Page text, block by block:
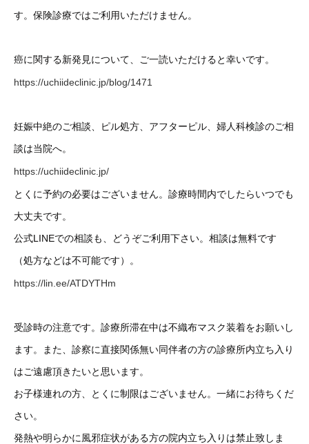
す。保険診療ではご利用いただけません。
癌に関する新発見について、ご一読いただけると幸いです。
https://uchiideclinic.jp/blog/1471
妊娠中絶のご相談、ピル処方、アフターピル、婦人科検診のご相
談は当院へ。
https://uchiideclinic.jp/
とくに予約の必要はございません。診療時間内でしたらいつでも
大丈夫です。
公式LINEでの相談も、どうぞご利用下さい。相談は無料です
（処方などは不可能です）。
https://lin.ee/ATDYTHm
受診時の注意です。診療所滞在中は不織布マスク装着をお願いし
ます。また、診察に直接関係無い同伴者の方の診療所内立ち入り
はご遠慮頂きたいと思います。
お子様連れの方、とくに制限はございません。一緒にお待ちくだ
さい。
発熱や明らかに風邪症状がある方の院内立ち入りは禁止致しま